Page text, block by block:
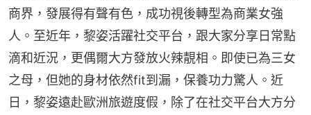
商界，發展得有聲有色，成功視後轉型為商業女強
人。至近年，黎姿活躍社交平台，跟大家分享日常點
滴和近況，更偶爾大方發放火辣靚相。即使已為三女
之母，但她的身材依然fit到漏，保養功力驚人。近
日，黎姿遠赴歐洲旅遊度假，除了在社交平台大方分